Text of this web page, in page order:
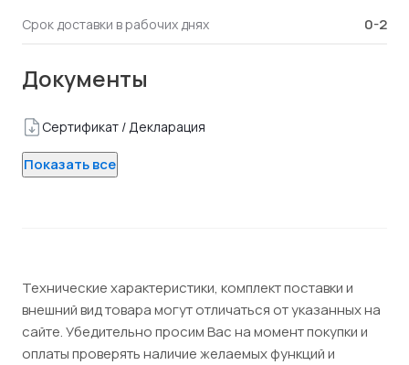
Срок доставки в рабочих днях 0-2
Документы
Сертификат / Декларация
Показать все
Технические характеристики, комплект поставки и
внешний вид товара могут отличаться от указанных на
сайте. Убедительно просим Вас на момент покупки и
оплаты проверять наличие желаемых функций и